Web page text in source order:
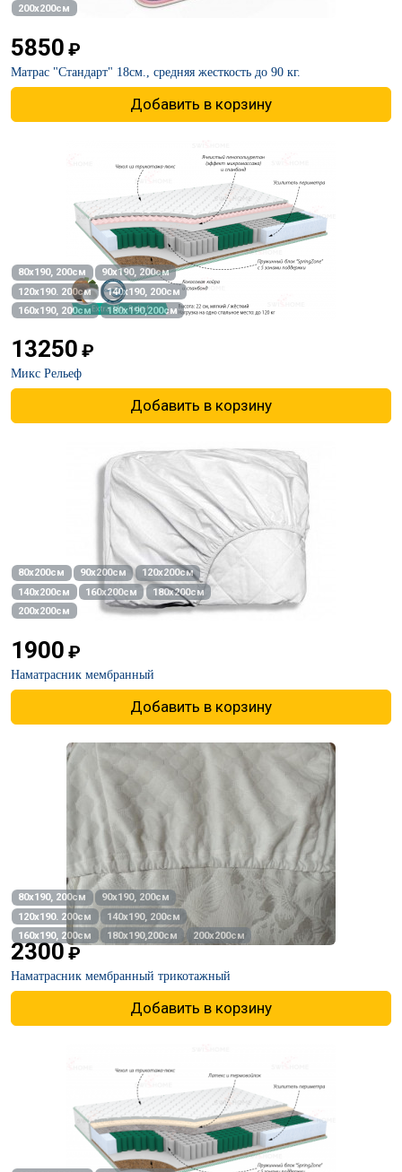
200х200см
5850 ₽
Матрас "Стандарт" 18см., средняя жесткость до 90 кг.
Добавить в корзину
80х190, 200см
90х190, 200см
120х190. 200см
140х190, 200см
160х190, 200см
180х190,200см
13250 ₽
Микс Рельеф
Добавить в корзину
80х200см 90х200см
120х200см
140х200см
160х200см
180х200см
200х200см
1900 ₽
Наматрасник мембранный
Добавить в корзину
80х190, 200см
90х190, 200см
120х190. 200см
140х190, 200см
160х190, 200см
180х190,200см 200х200см
2300₽
Наматрасник мембранный трикотажный
Добавить в корзину